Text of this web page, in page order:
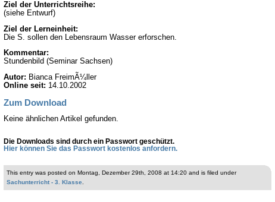
Ziel der Unterrichtsreihe:
(siehe Entwurf)
Ziel der Lerneinheit:
Die S. sollen den Lebensraum Wasser erforschen.
Kommentar:
Stundenbild (Seminar Sachsen)
Autor: Bianca FreimÃ¼ller
Online seit: 14.10.2002
Zum Download
Keine ähnlichen Artikel gefunden.
Die Downloads sind durch ein Passwort geschützt.
Hier können Sie das Passwort kostenlos anfordern.
This entry was posted on Montag, Dezember 29th, 2008 at 14:20 and is filed under
Sachunterricht - 3. Klasse.